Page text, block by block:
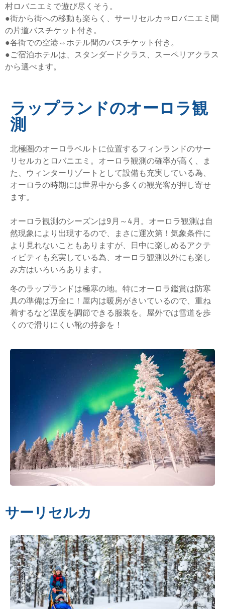
村ロバニエミで遊び尽くそう。
●街から街への移動も楽らく、サーリセルカ⇒ロバニエミ間
の片道バスチケット付き。
●各街での空港⇔ホテル間のバスチケット付き。
●ご宿泊ホテルは、スタンダードクラス、スーペリアクラス
から選べます。
ラップランドのオーロラ観
測
北極圏のオーロラベルトに位置するフィンランドのサー
リセルカとロバニエミ。オーロラ観測の確率が高く、ま
た、ウィンターリゾートとして設備も充実している為、
オーロラの時期には世界中から多くの観光客が押し寄せ
ます。
オーロラ観測のシーズンは9月～4月。オーロラ観測は自
然現象により出現するので、まさに運次第！気象条件に
より見れないこともありますが、日中に楽しめるアクテ
ィビティも充実している為、オーロラ観測以外にも楽し
み方はいろいろあります。
冬のラップランドは極寒の地。特にオーロラ鑑賞は防寒
具の準備は万全に！屋内は暖房がきいているので、重ね
着するなど温度を調節できる服装を。屋外では雪道を歩
くので滑りにくい靴の持参を！
サーリセルカ